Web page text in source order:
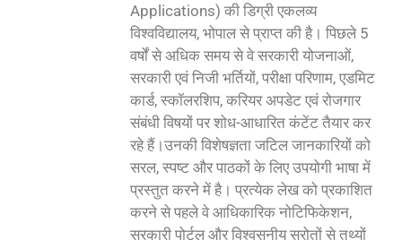
Applications) की डिग्री एकलव्य
विश्वविद्यालय, भोपाल से प्राप्त की है। पिछले 5
वर्षों से अधिक समय से वे सरकारी योजनाओं,
सरकारी एवं निजी भर्तियों, परीक्षा परिणाम, एडमिट
कार्ड, स्कॉलरशिप, करियर अपडेट एवं रोजगार
संबंधी विषयों पर शोध-आधारित कंटेंट तैयार कर
रहे हैं।उनकी विशेषज्ञता जटिल जानकारियों को
सरल, स्पष्ट और पाठकों के लिए उपयोगी भाषा में
प्रस्तुत करने में है। प्रत्येक लेख को प्रकाशित
करने से पहले वे आधिकारिक नोटिफिकेशन,
सरकारी पोर्टल और विश्वसनीय स्रोतों से तथ्यों